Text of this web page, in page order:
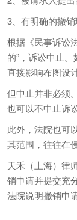
3、有明确的撤销
根据《民事诉讼
的”，诉讼中止
直接影响布图设
但中止并非必须
也可以不中止诉
此外，法院也可
其范围，往往在
天禾（上海）律
销申请并提交充
法院说明撤销申